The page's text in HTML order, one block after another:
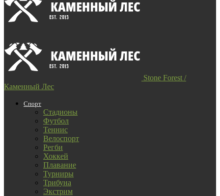
Stone Forest /
Каменный Лес
Спорт
Стадионы
Футбол
Теннис
Велоспорт
Регби
Хоккей
Плавание
Турниры
Трибуна
Экстрим